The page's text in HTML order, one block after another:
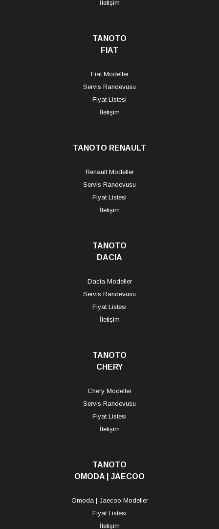
İletişim
TANOTO
FIAT
Fiat Modeller
Servis Randevusu
Fiyat Listesi
İletişim
TANOTO RENAULT
Renault Modeller
Servis Randevusu
Fiyat Listesi
İletişim
TANOTO
DACIA
Dacia Modeller
Servis Randevusu
Fiyat Listesi
İletişim
TANOTO
CHERY
Chery Modeller
Servis Randevusu
Fiyat Listesi
İletişim
TANOTO
OMODA | JAECOO
Omoda | Jaecoo Modeller
Fiyat Listesi
İletişim